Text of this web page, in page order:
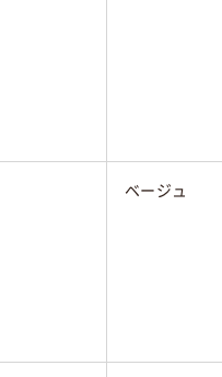
ベージュ